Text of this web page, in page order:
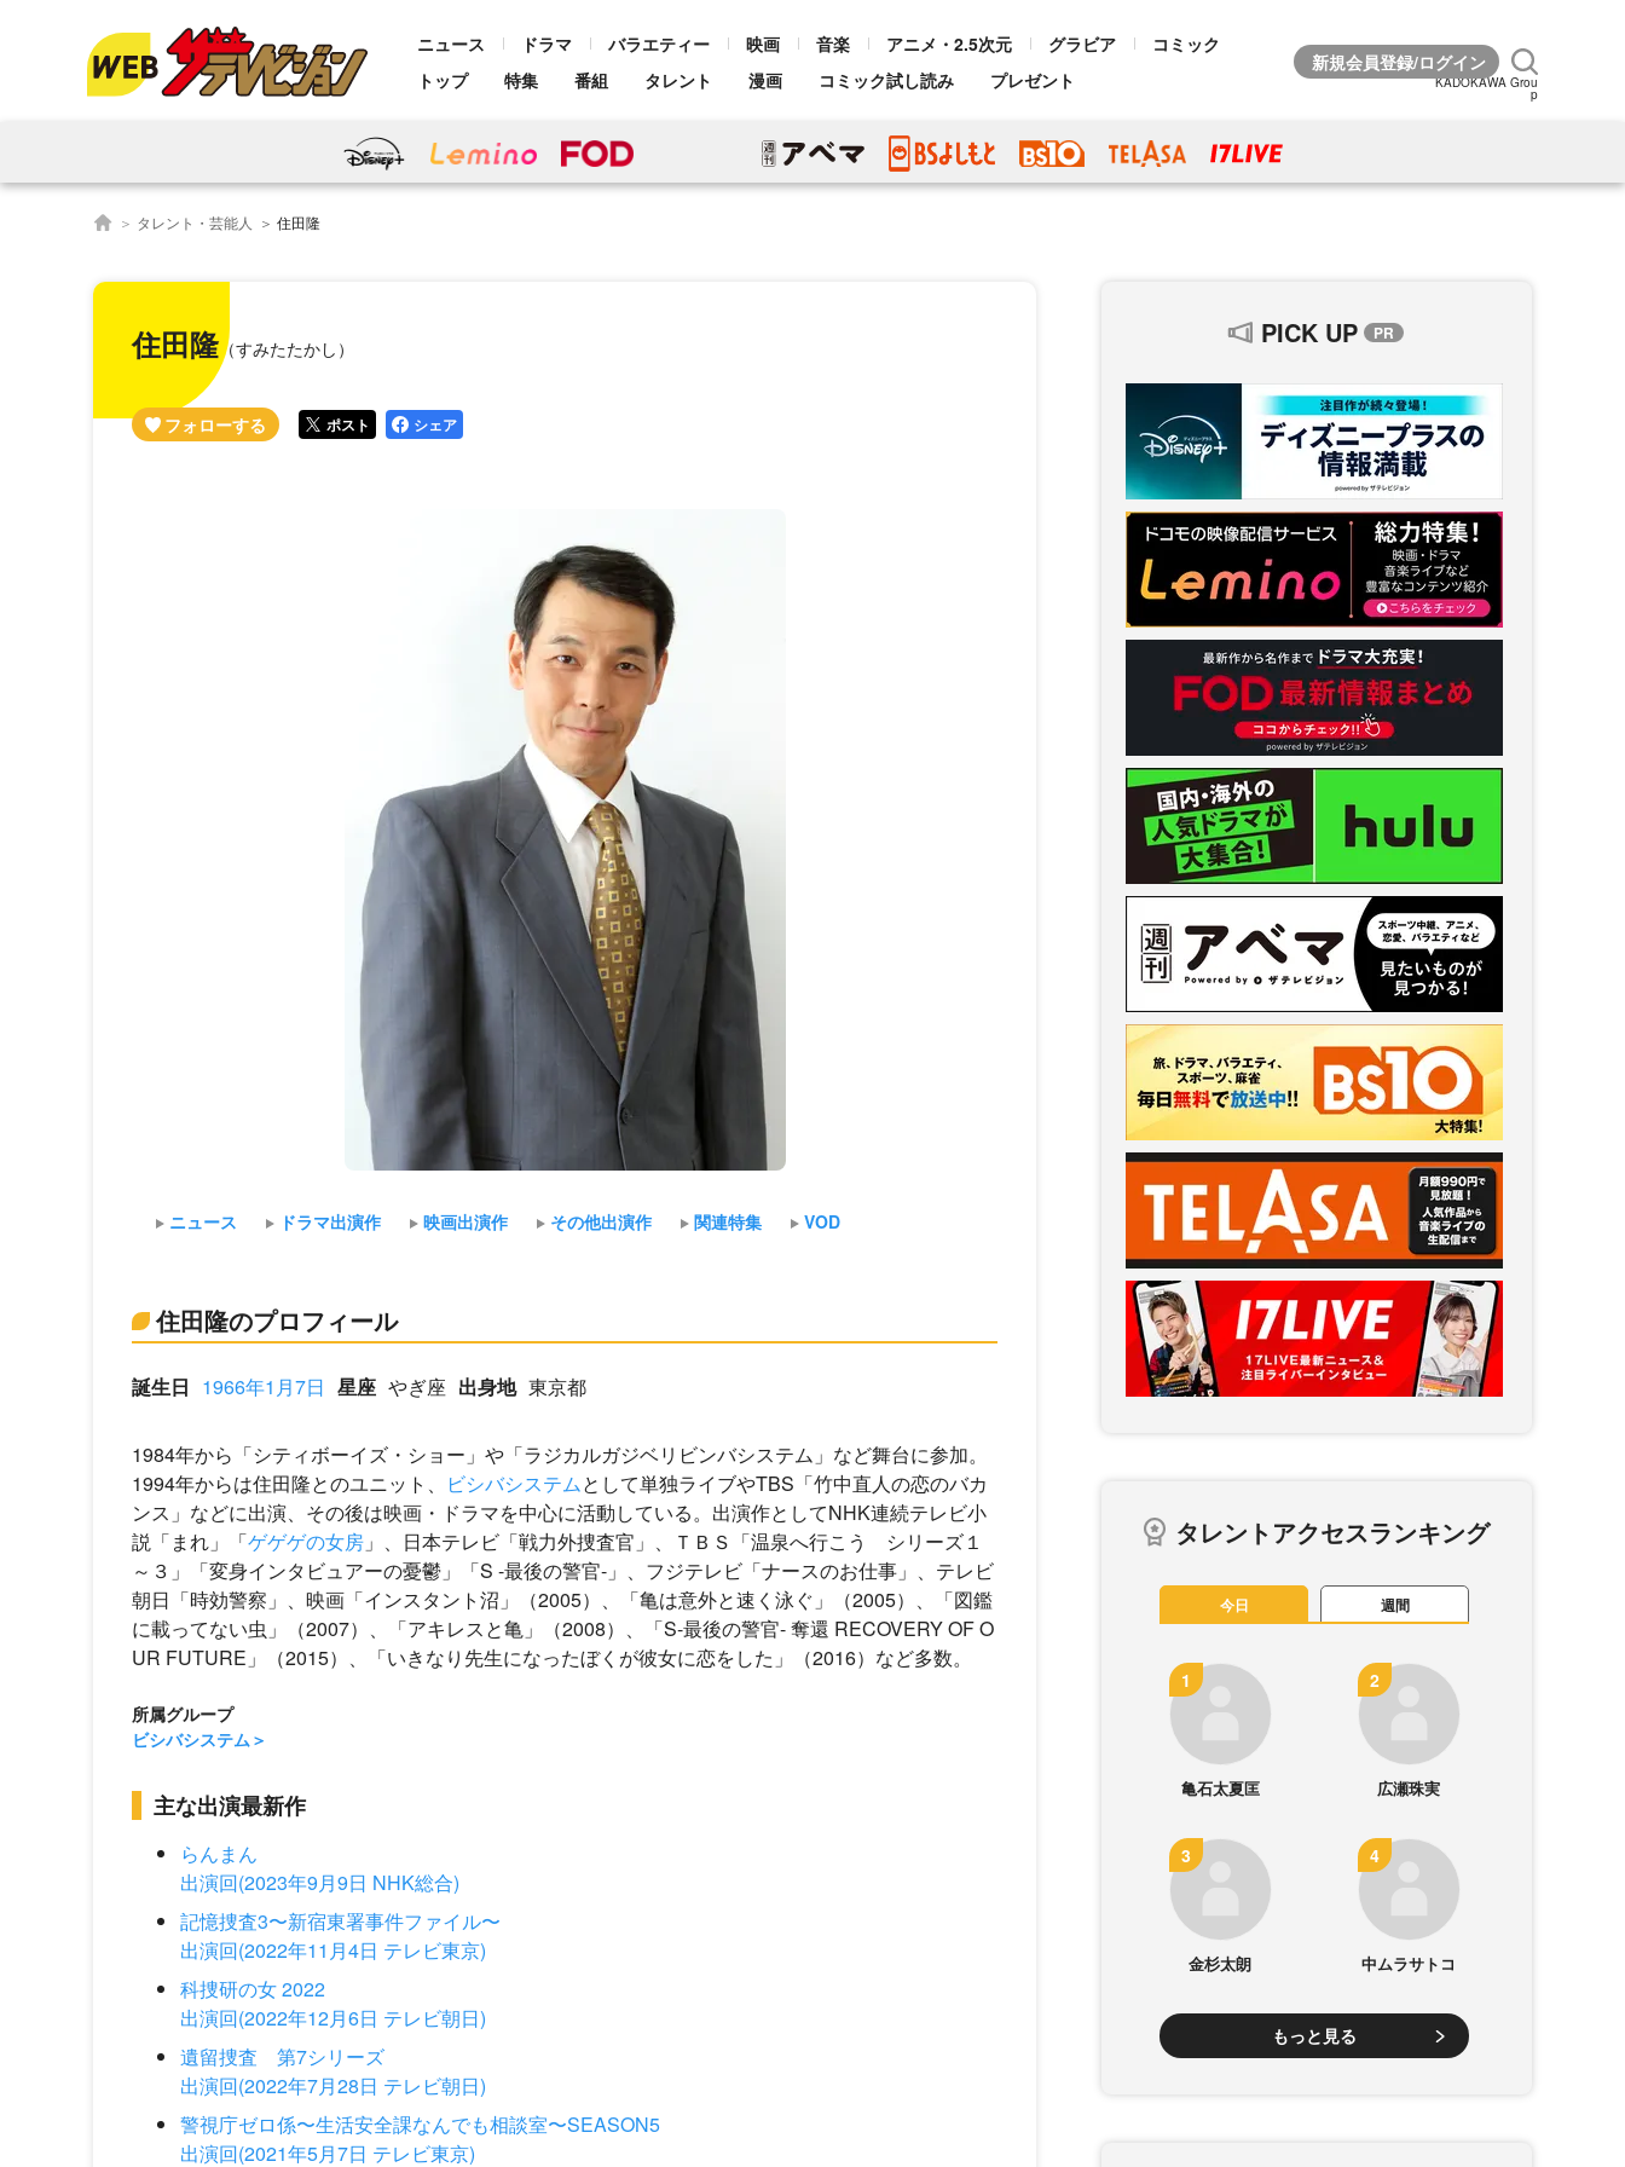
ニュース ドラマ バラエティー 映画 音楽 アニメ・2.5次元 グラビア
コミック
トップ
特集 番組 タレント 漫画 コミック試し読み プレゼント KADOKAWA Grou
p
タレント・芸能人 住田隆
住田隆 （すみたたかし）
ポスト シェア
ニュース ドラマ出演作 映画出演作 その他出演作 関連特集 VOD
住田隆のプロフィール
誕生日 1966年1月7日 星座 やぎ座 出身地 東京都
1984年から「シティボーイズ・ショー」や「ラジカルガジベリビンバシステム」など舞台に参加。
1994年からは住田隆とのユニット、
ビシバシステムとして単独ライブやTBS「竹中直人の恋のバカ
ンス」などに出演、その後は映画・ドラマを中心に活動している。出演作としてNHK連続テレビ小
説「まれ」「ゲゲゲの女房 」、日本テレビ「戦力外捜査官」、ＴＢＳ「温泉へ行こう シリーズ１
～３」「変身インタビュアーの憂鬱」「S -最後の警官-」、フジテレビ「ナースのお仕事」、テレビ
朝日「時効警察」、映画「インスタント沼」（2005）、「亀は意外と速く泳ぐ」（2005）、「図鑑
に載ってない虫」（2007）、「アキレスと亀」（2008）、「S-最後の警官- 奪還 RECOVERY OF O
UR FUTURE」（2015）、「いきなり先生になったぼくが彼女に恋をした」（2016）など多数。
所属グループ
ビシバシステム
主な出演最新作
らんまん
出演回(2023年9月9日 NHK総合)
記憶捜査3〜新宿東署事件ファイル〜
出演回(2022年11月4日 テレビ東京)
科捜研の女 2022
出演回(2022年12月6日 テレビ朝日)
遺留捜査 第7シリーズ
出演回(2022年7月28日 テレビ朝日)
警視庁ゼロ係〜生活安全課なんでも相談室〜SEASON5
出演回(2021年5月7日 テレビ東京)
PICK UP
タレントアクセスランキング
今日 週間
亀石太夏匡 広瀬珠実
金杉太朗 中ムラサトコ
もっと見る